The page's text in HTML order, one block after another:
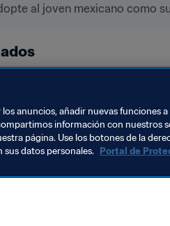
al joven mexicano como
anuncios, añadir nuevas funciones
información con nuestros
página. Use los botones de la
datos personales. Portal de